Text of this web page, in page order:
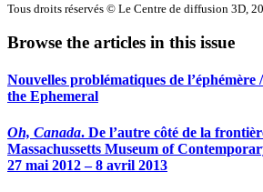
Tous droits réservés © Le Centre de diffusion 3D,
Browse the articles in this issue
Nouvelles problématiques de
the Ephemeral
Oh, Canada. De l’autre côté de la
Massachussetts Museum of
27 mai 2012 – 8 avril 2013